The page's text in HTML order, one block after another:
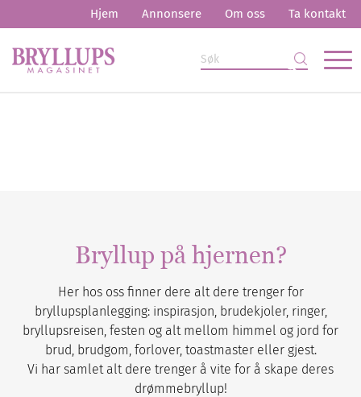
Hjem Annonsere Om oss Ta kontakt
Bryllup på hjernen?
Her hos oss finner dere alt dere trenger for
bryllupsplanlegging: inspirasjon, brudekjoler, ringer,
bryllupsreisen, festen og alt mellom himmel og jord for
brud, brudgom, forlover, toastmaster eller gjest.
Vi har samlet alt dere trenger å vite for å skape deres
drømmebryllup!